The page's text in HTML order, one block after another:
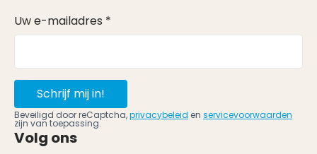
Uw e-mailadres *
Schrijf mij in!
Beveiligd door reCaptcha,privacybeleid en servicevoorwaarden
zijn van toepassing.
Volg ons